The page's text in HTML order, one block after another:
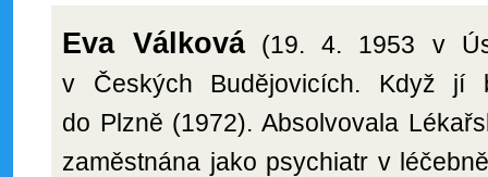
Eva Válková (19. 4. 1953 v
v Českých Budějovicích. Když jí
do Plzně (1972). Absolvovala
zaměstnána jako psychiatr v